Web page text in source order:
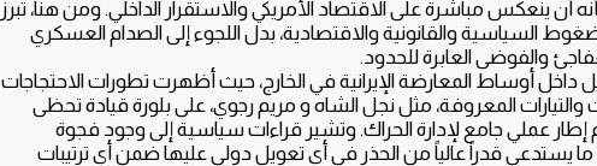
ينعكس مباشرة على الاقتصاد الأمريكي والاستقرار الداخلي. ومن هنا، تبرز
السياسية والقانونية والاقتصادية، بدل اللجوء إلى الصدام العسكري
والفوضى العابرة للحدود.
داخل أوساط المعارضة الإيرانية في الخارج، حيث أظهرت تطورات الاحتجاجات
المعروفة، مثل نجل الشاه و مريم رجوي، على بلورة قيادة تحظى
عملي جامع لإدارة الحراك. وتشير قراءات سياسية إلى وجود فجوة
، ما يستدعي قدراً عالياً من الحذر في أي تعويل دولي عليها ضمن أي ترتيبات